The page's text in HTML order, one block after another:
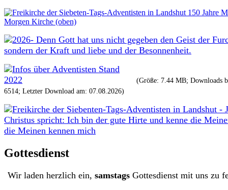
(Größe: 7.44 MB; Downloads
6514; Letzter Download am: 07.08.2026)
Gottesdienst
Wir laden herzlich ein, samstagsGottesdienst mit uns zu